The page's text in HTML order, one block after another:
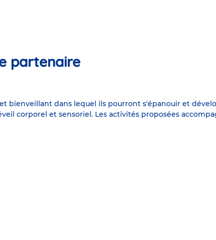
partenaire
bienveillant dans lequel ils pourront s'épanouir et
corporel et sensoriel. Les activités proposées